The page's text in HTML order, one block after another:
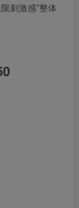
刺激感”整体